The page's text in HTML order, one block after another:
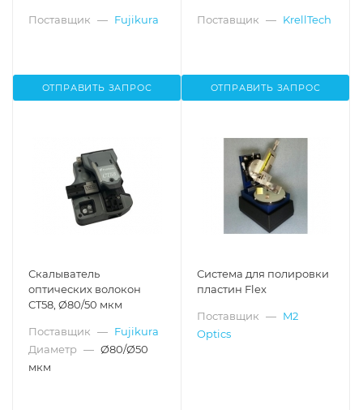
Поставщик — Fujikura
ОТПРАВИТЬ ЗАПРОС
Поставщик — KrellTech
ОТПРАВИТЬ ЗАПРОС
Скалыватель
оптических волокон
CT58, Ø80/50 мкм
Поставщик — Fujikura
Диаметр — Ø80/Ø50
мкм
Система для полировки
пластин Flex
Поставщик — M2
Optics